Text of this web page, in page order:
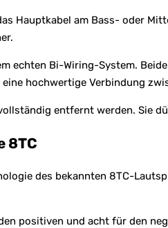
Hauptkabel am Bass- oder
echten Bi-Wiring-System.
hochwertige Verbindung
entfernt werden. Sie
8TC
des bekannten 8TC-
positiven und acht für den